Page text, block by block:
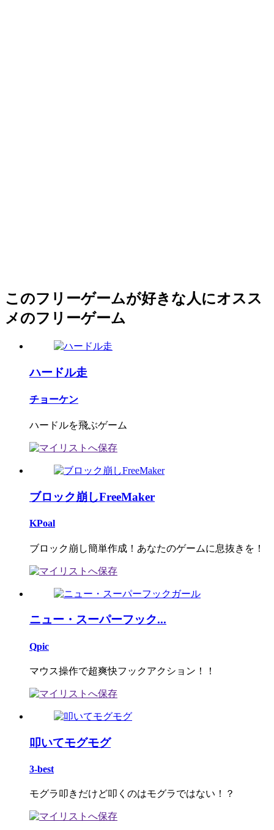
このフリーゲームが好きな人にオスス
メのフリーゲーム
ハードル走
チョーケン
ハードルを飛ぶゲーム
ブロック崩しFreeMaker
KPoal
ブロック崩し簡単作成！あなたのゲームに息抜きを！
ニュー・スーパーフック...
Qpic
マウス操作で超爽快フックアクション！！
叩いてモグモグ
3-best
モグラ叩きだけど叩くのはモグラではない！？